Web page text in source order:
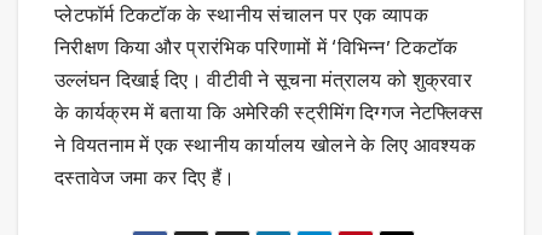
प्लेटफॉर्म टिकटॉक के स्थानीय संचालन पर एक व्यापक
निरीक्षण किया और प्रारंभिक परिणामों में ‘विभिन्न’ टिकटॉक
उल्लंघन दिखाई दिए। वीटीवी ने सूचना मंत्रालय को शुक्रवार
के कार्यक्रम में बताया कि अमेरिकी स्ट्रीमिंग दिग्गज नेटफ्लिक्स
ने वियतनाम में एक स्थानीय कार्यालय खोलने के लिए आवश्यक
दस्तावेज जमा कर दिए हैं।